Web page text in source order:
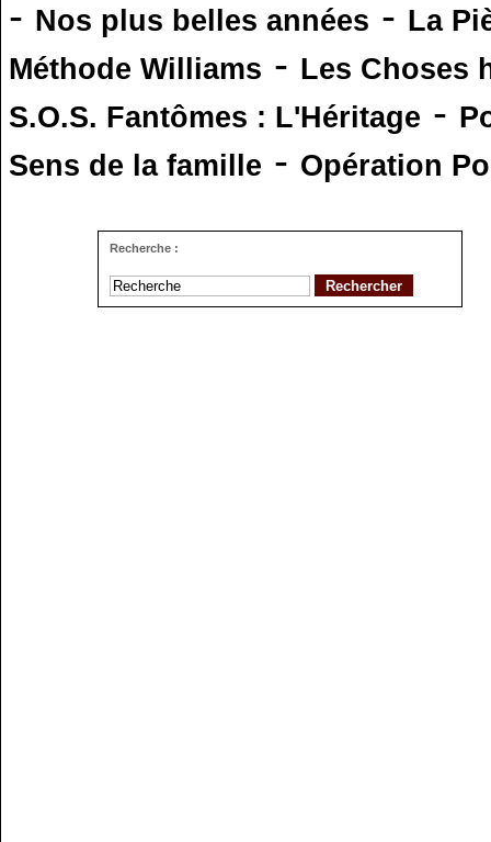
- Nos plus belles années - La
Méthode Williams - Les Choses
S.O.S. Fantômes : L'Héritage -
Sens de la famille - Opération
Recherche :